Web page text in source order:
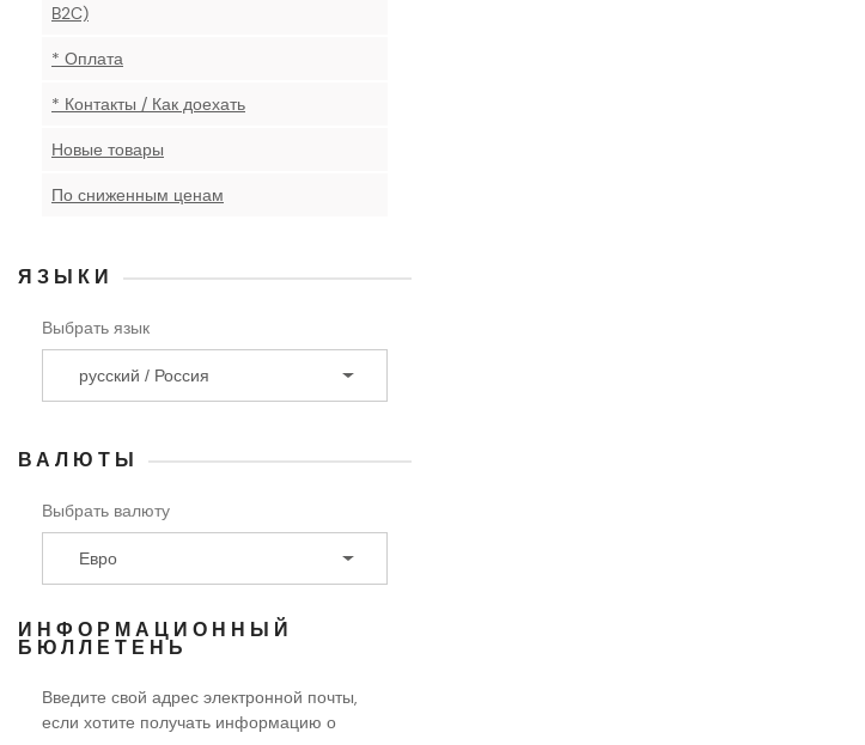
B2C)
* Оплата
* Контакты / Как доехать
Новые товары
По сниженным ценам
ЯЗЫКИ
Выбрать язык
ВАЛЮТЫ
Выбрать валюту
ИНФОРМАЦИОННЫЙ
БЮЛЛЕТЕНЬ
Введите свой адрес электронной почты,
если хотите получать информацию о